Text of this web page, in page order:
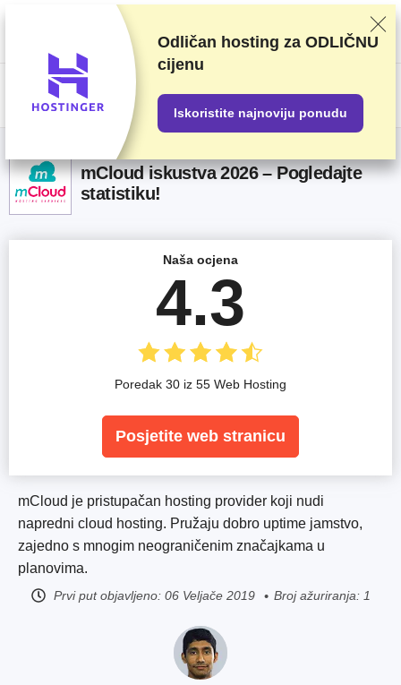
Ocjenjujemo dobavljače na temelju rigoroznog testiranja i istraživanja, ali
također uzimamo u obzir vaše povratne informacije i naše komercijalne
ugovore s pružateljima usluga. Ova stranica sadrži partnerske veze.
Transparentnost oglašavanja
US$
mCloud iskustva 2026 – Pogledajte
statistiku!
mCloud je pristupačan hosting provider koji nudi
napredni cloud hosting. Pružaju dobro uptime jamstvo,
zajedno s mnogim neograničenim značajkama u
planovima.
Prvi put objavljeno: 06 Veljače 2019 Broj ažuriranja: 1
Naša ocjena
4.3
Poredak 30 iz 55 Web Hosting
Posjetite web stranicu
Odličan hosting za ODLIČNU
cijenu
Iskoristite najnoviju ponudu